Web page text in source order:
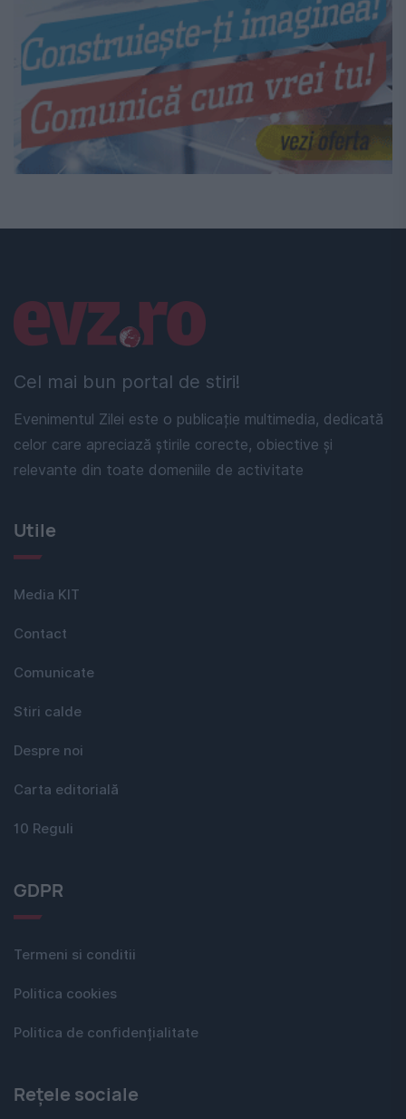
Cel mai bun portal de stiri!
Evenimentul Zilei este o publicație multimedia, dedicată
celor care apreciază știrile corecte, obiective și
relevante din toate domeniile de activitate
Linkuri utile
Utile
Media KIT
Contact
Comunicate
Stiri calde
Despre noi
Carta editorială
10 Reguli
GDPR
Termeni si conditii
Politica cookies
Politica de confidențialitate
Rețele sociale